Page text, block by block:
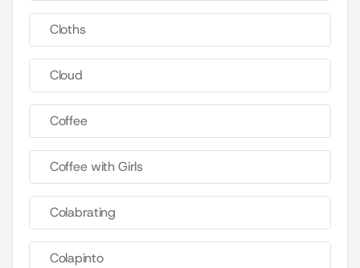
Cloths
Cloud
Coffee
Coffee with Girls
Colabrating
Colapinto